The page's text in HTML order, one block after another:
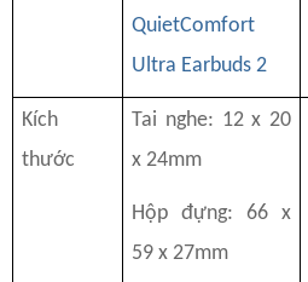
QuietComfort
Ultra Earbuds 2
Kích
thước
Tai nghe: 12 x 20
x 24mm
Hộp đựng: 66 x
59 x 27mm